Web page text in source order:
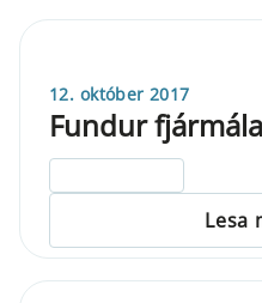
12. október 2017
Fundur
Lesa